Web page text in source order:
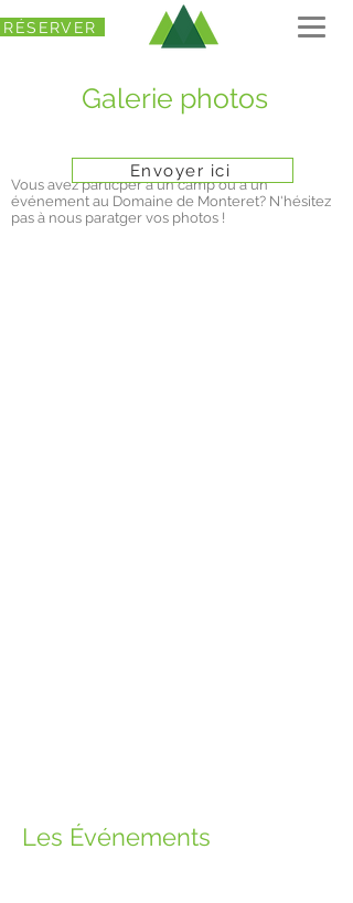
RÉSERVER
Galerie photos
Vous avez particper à un camp ou à un
événement au Domaine de Monteret? N'hésitez
pas à nous paratger vos photos !
Envoyer ici
Les Événements